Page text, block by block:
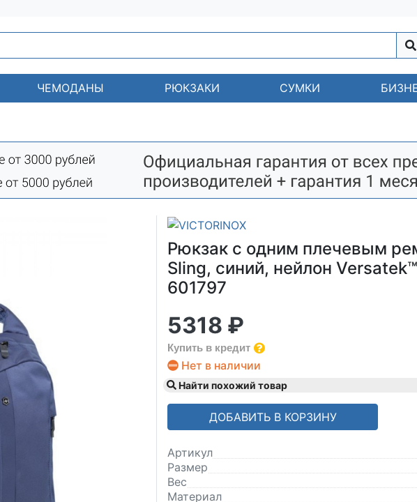
ЧЕМОДАНЫ РЮКЗАКИ СУМКИ
Рюкзак с одним плечевым
Sling, синий, нейлон
601797
5318 ₽
Купить в кредит
Нет в наличии
Найти похожий товар
ДОБАВИТЬ В КОРЗИНУ
Артикул
Размер
Вес
Материал